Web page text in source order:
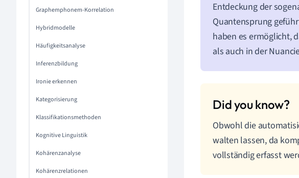
Graphemphonem-Korrelation
Hybridmodelle
Häufigkeitsanalyse
Inferenzbildung
Ironie erkennen
Kategorisierung
Klassifikationsmethoden
Kognitive Linguistik
Kohärenzanalyse
Kohärenzrelationen
Entdeckung der
Quantensprung
haben es ermöglicht,
als auch in der
Obwohl die
walten lassen, da
vollständig erfasst